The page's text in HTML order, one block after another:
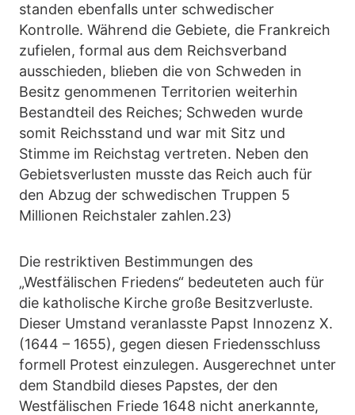
standen ebenfalls unter schwedischer
Kontrolle. Während die Gebiete, die Frankreich
zufielen, formal aus dem Reichsverband
ausschieden, blieben die von Schweden in
Besitz genommenen Territorien weiterhin
Bestandteil des Reiches; Schweden wurde
somit Reichsstand und war mit Sitz und
Stimme im Reichstag vertreten. Neben den
Gebietsverlusten musste das Reich auch für
den Abzug der schwedischen Truppen 5
Millionen Reichstaler zahlen.23)
Die restriktiven Bestimmungen des
„Westfälischen Friedens“ bedeuteten auch für
die katholische Kirche große Besitzverluste.
Dieser Umstand veranlasste Papst Innozenz X.
(1644 – 1655), gegen diesen Friedensschluss
formell Protest einzulegen. Ausgerechnet unter
dem Standbild dieses Papstes, der den
Westfälischen Friede 1648 nicht anerkannte,